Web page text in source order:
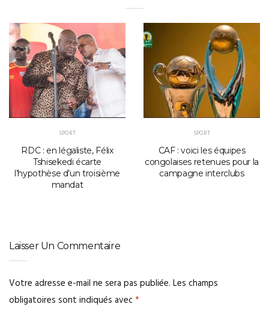
SPORT
RDC : en légaliste, Félix
Tshisekedi écarte
l’hypothèse d’un troisième
mandat
SPORT
CAF : voici les équipes
congolaises retenues pour la
campagne interclubs
Laisser Un Commentaire
Votre adresse e-mail ne sera pas publiée. Les champs
obligatoires sont indiqués avec*